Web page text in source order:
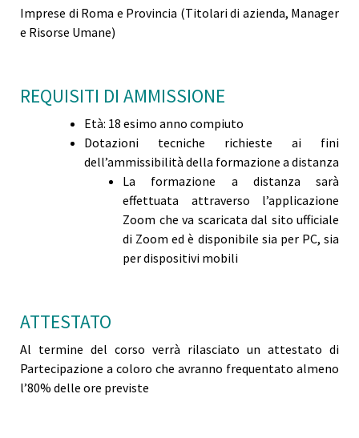
Imprese di Roma e Provincia (Titolari di azienda, Manager
e Risorse Umane)
REQUISITI DI AMMISSIONE
Età: 18 esimo anno compiuto
Dotazioni tecniche richieste ai fini
dell’ammissibilità della formazione a distanza
La formazione a distanza sarà
effettuata attraverso l’applicazione
Zoom che va scaricata dal sito ufficiale
di Zoom ed è disponibile sia per PC, sia
per dispositivi mobili
ATTESTATO
Al termine del corso verrà rilasciato un attestato di
Partecipazione a coloro che avranno frequentato almeno
l’80% delle ore previste